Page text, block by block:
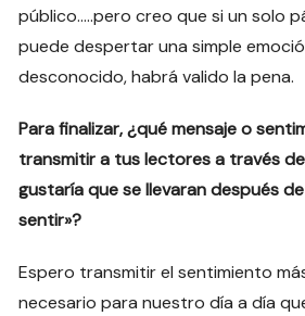
público…..pero creo que si un solo
puede despertar una simple
desconocido, habrá valido la pena.
Para finalizar, ¿qué mensaje o
transmitir a tus lectores a través
gustaría que se llevaran después
sentir»?
Espero transmitir el sentimiento
necesario para nuestro día a día